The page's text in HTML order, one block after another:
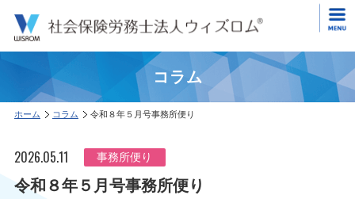
コラム
ホーム コラム 令和８年５月号事務所便り
2026.05.11 事務所便り
令和８年５月号事務所便り